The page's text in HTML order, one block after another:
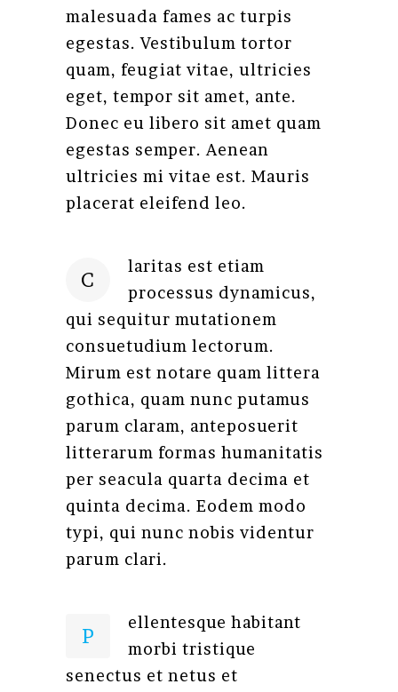
malesuada fames ac turpis
egestas. Vestibulum tortor
quam, feugiat vitae, ultricies
eget, tempor sit amet, ante.
Donec eu libero sit amet quam
egestas semper. Aenean
ultricies mi vitae est. Mauris
placerat eleifend leo.
C
laritas est etiam
processus dynamicus,
qui sequitur mutationem
consuetudium lectorum.
Mirum est notare quam littera
gothica, quam nunc putamus
parum claram, anteposuerit
litterarum formas humanitatis
per seacula quarta decima et
quinta decima. Eodem modo
typi, qui nunc nobis videntur
parum clari.
P
ellentesque habitant
morbi tristique
senectus et netus et